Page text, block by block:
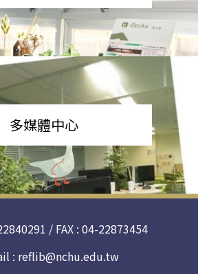
多媒體中心
/ FAX : 04-22873454
: reflib@nchu.edu.tw